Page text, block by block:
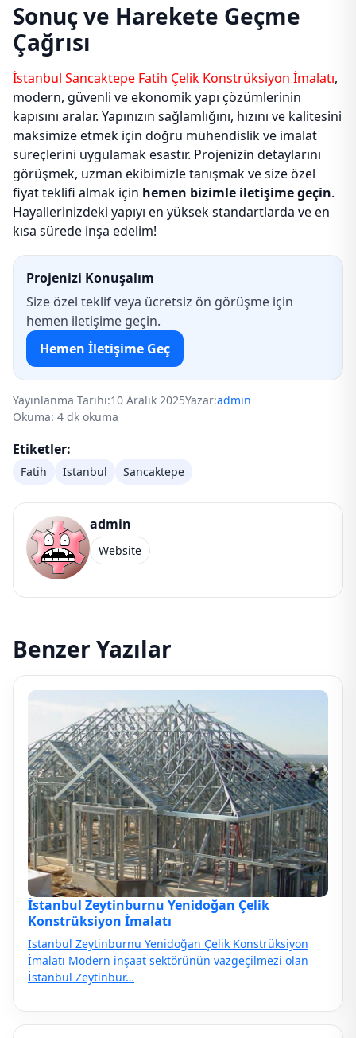
Sonuç ve Harekete Geçme
Çağrısı
İstanbul Sancaktepe Fatih Çelik Konstrüksiyon İmalatı,
modern, güvenli ve ekonomik yapı çözümlerinin
kapısını aralar. Yapınızın sağlamlığını, hızını ve kalitesini
maksimize etmek için doğru mühendislik ve imalat
süreçlerini uygulamak esastır. Projenizin detaylarını
görüşmek, uzman ekibimizle tanışmak ve size özel
fiyat teklifi almak için hemen bizimle iletişime geçin.
Hayallerinizdeki yapıyı en yüksek standartlarda ve en
kısa sürede inşa edelim!
Projenizi Konuşalım
Size özel teklif veya ücretsiz ön görüşme için
hemen iletişime geçin.
Hemen İletişime Geç
Yayınlanma Tarihi:10 Aralık 2025Yazar:admin
Okuma: 4 dk okuma
Etiketler:
Fatih İstanbul Sancaktepe
admin
Website
Benzer Yazılar
İstanbul Zeytinburnu Yenidoğan Çelik
Konstrüksiyon İmalatı
İstanbul Zeytinburnu Yenidoğan Çelik Konstrüksiyon
İmalatı Modern inşaat sektörünün vazgeçilmezi olan
İstanbul Zeytinbur…